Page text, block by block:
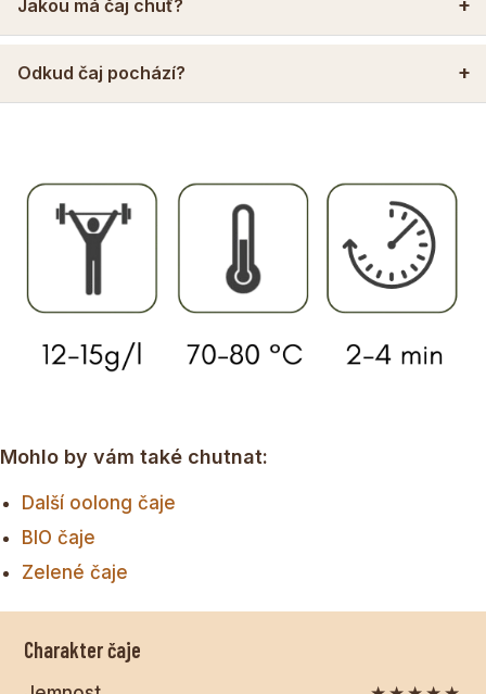
Jakou má čaj chuť?
Odkud čaj pochází?
Mohlo by vám také chutnat:
Další oolong čaje
BIO čaje
Zelené čaje
Charakter čaje